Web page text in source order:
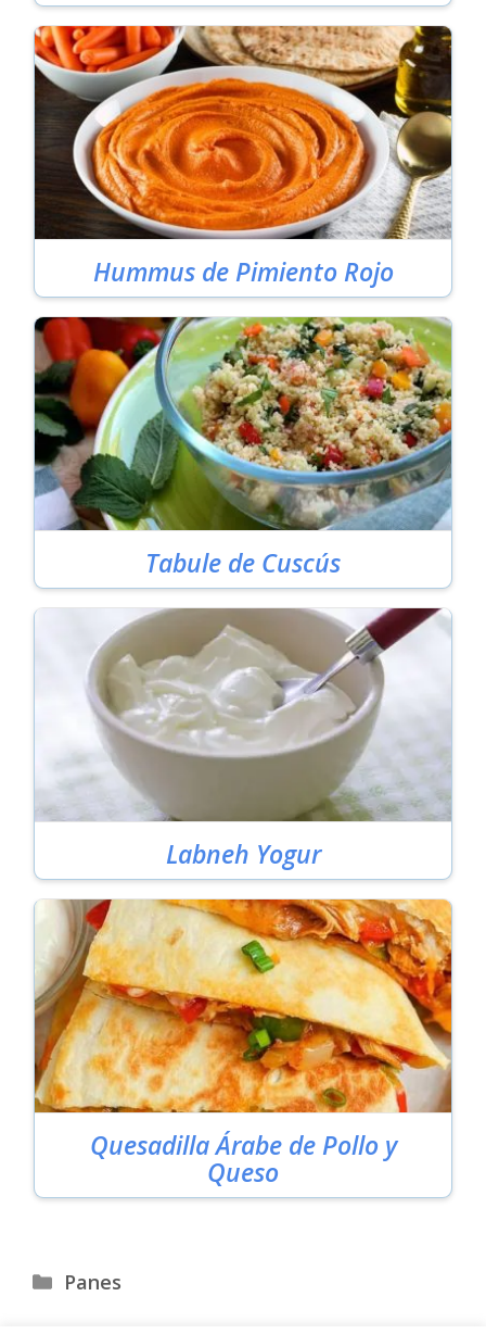
Hummus de Pimiento Rojo
Tabule de Cuscús
Labneh Yogur
Quesadilla Árabe de Pollo y
Queso
Categorías
Panes